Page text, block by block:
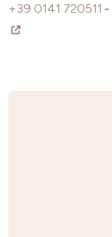
+39 0141 720511 -